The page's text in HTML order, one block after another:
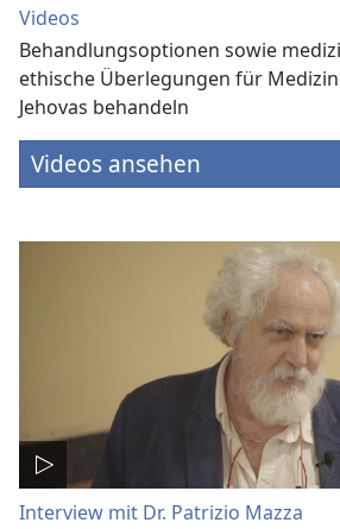
Videos
Behandlungsoptionen sowie
ethische Überlegungen für
Jehovas behandeln
Videos ansehen
Interview mit Dr. Patrizio Mazza